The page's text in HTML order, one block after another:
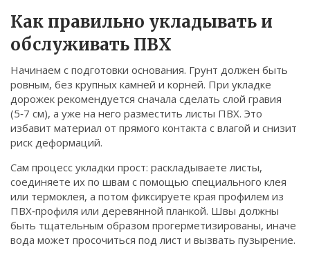
Как правильно укладывать и
обслуживать ПВХ
Начинаем с подготовки основания. Грунт должен быть
ровным, без крупных камней и корней. При укладке
дорожек рекомендуется сначала сделать слой гравия
(5‑7 см), а уже на него разместить листы ПВХ. Это
избавит материал от прямого контакта с влагой и снизит
риск деформаций.
Сам процесс укладки прост: раскладываете листы,
соединяете их по швам с помощью специального клея
или термоклея, а потом фиксируете края профилем из
ПВХ‑профиля или деревянной планкой. Швы должны
быть тщательным образом прогерметизированы, иначе
вода может просочиться под лист и вызвать пузырение.